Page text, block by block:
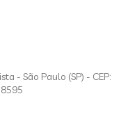
- São Paulo (SP) - CEP: